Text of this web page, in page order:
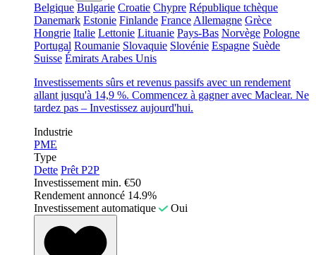
Belgique Bulgarie Croatie Chypre République tchèque
Danemark Estonie Finlande France Allemagne Grèce
Hongrie Italie Lettonie Lituanie Pays-Bas Norvège Pologne
Portugal Roumanie Slovaquie Slovénie Espagne Suède
Suisse Émirats Arabes Unis
Investissements sûrs et revenus passifs avec un rendement
allant jusqu'à 14,9 %. Commencez à gagner avec Maclear. Ne
tardez pas – Investissez aujourd'hui.
Industrie
PME
Type
Dette Prêt P2P
Investissement min. €50
Rendement annoncé 14.9%
Investissement automatique
Oui